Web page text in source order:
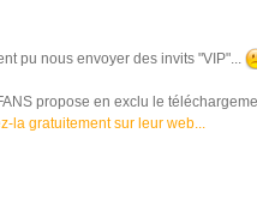
pu nous envoyer des invits "VIP"...
propose en exclu le
la gratuitement sur leur web...